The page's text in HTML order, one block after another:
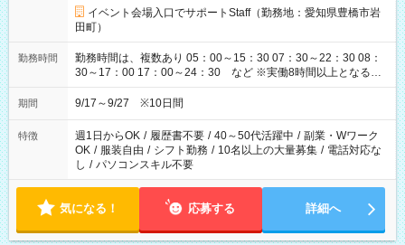
イベント会場入口でサポートStaff（勤務地：愛知県豊橋市岩
田町）
勤務時間
勤務時間は、複数あり 05：00～15：30 07：30～22：30 08：
30～17：00 17：00～24：30 など ※実働8時間以上となる勤
務もあります。 【休憩】60分+他休憩あり 交替で取得します。
安全面に配慮しこまめな休憩があります。
期間 9/17～9/27 ※10日間
特徴 週1日からOK / 履歴書不要 / 40～50代活躍中 / 副業・Wワーク
OK / 服装自由 / シフト勤務 / 10名以上の大量募集 / 電話対応な
し / パソコンスキル不要
気になる！ 応募する 詳細へ